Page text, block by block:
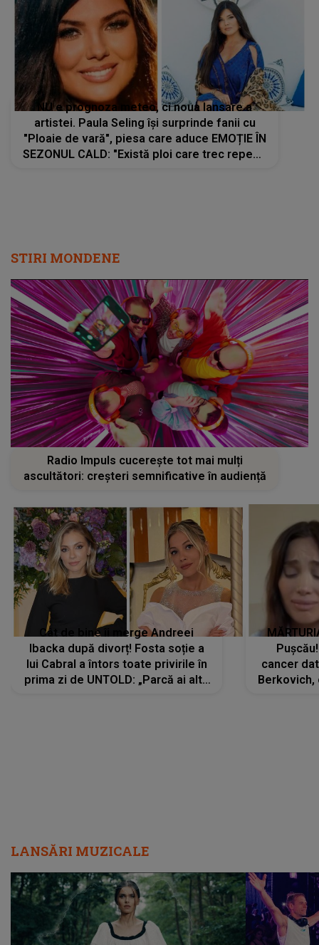
NU e prognoza meteo, ci noua lansare a
artistei. Paula Seling își surprinde fanii cu
"Ploaie de vară", piesa care aduce EMOȚIE ÎN
SEZONUL CALD: "Există ploi care trec repede
STIRI MONDENE
Radio Impuls cucerește tot mai mulți
ascultători: creșteri semnificative în audiență
Cât de bine îi merge Andreei
Ibacka după divorț! Fosta soție a
lui Cabral a întors toate privirile în
prima zi de UNTOLD: „Parcă ai altă
cancer
Berkovich,
LANSĂRI MUZICALE